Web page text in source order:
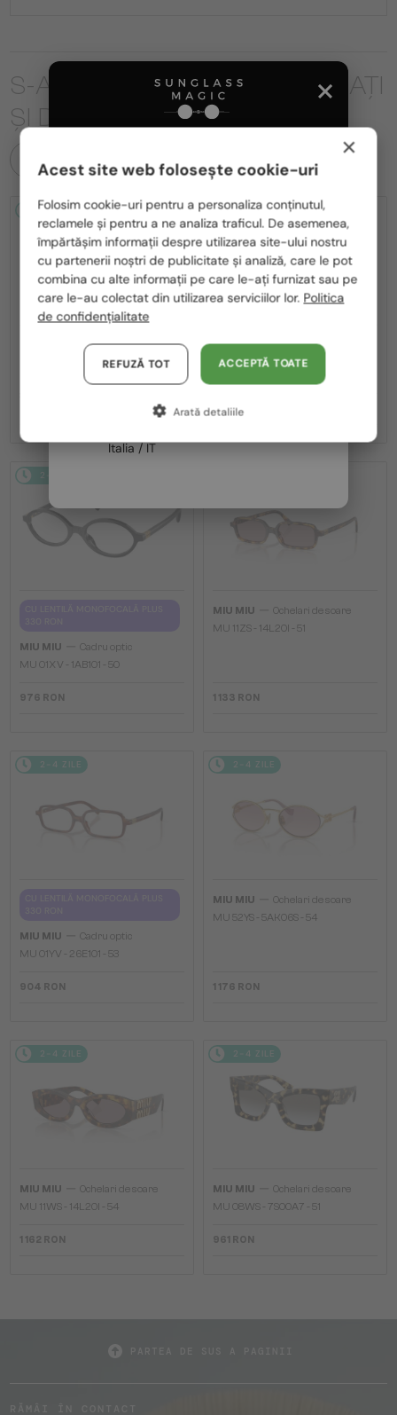
S-AR PUTEA SĂ FIȚI INTERESAȚI
ȘI DE
TOATE PRODUSELE
2-4 ZILE
Ochelari de soare
MU A55S - ​1BC90Q - ​57
2-4 ZILE
MIU MIU—Ochelari de soare
MU 11ZS - 16K01O - 51
1 133 RON
2-4 ZILE
MIU MIU
Cadru optic
MU 01XV - 1AB1O1 - 50
976 RON
MIU MIU
Ochelari de soare
MU 11ZS - 14L20I - 51
1 133 RON
2-4 ZILE
MIU MIU
Cadru optic
MU 01YV - 26E1O1 - 53
904 RON
2-4 ZILE
MIU MIU
Ochelari de soare
MU 52YS - ​5AK06S - ​54
1 176 RON
2-4 ZILE
MIU MIU
Ochelari de soare
MU 11WS - 14L20I - 54
1 162 RON
2-4 ZILE
MIU MIU
Ochelari de soare
MU 08WS - 7S00A7 - 51
961 RON
România / RO
Polska / PL
Magyarország / HU
United Arab Emirates / EN
Austria / AT
Germania / DE
Franța / FR
Italia / IT
×
Acest site web folosește cookie-uri
Folosim cookie-uri pentru a personaliza conținutul,
reclamele și pentru a ne analiza traficul. De asemenea,
împărtășim informații despre utilizarea site-ului nostru
cu partenerii noștri de publicitate și analiză, care le pot
combina cu alte informații pe care le-ați furnizat sau pe
care le-au colectat din utilizarea serviciilor lor. Politica
de confidențialitate
ACCEPTĂ TOATE
REFUZĂ TOT
Arată detaliile